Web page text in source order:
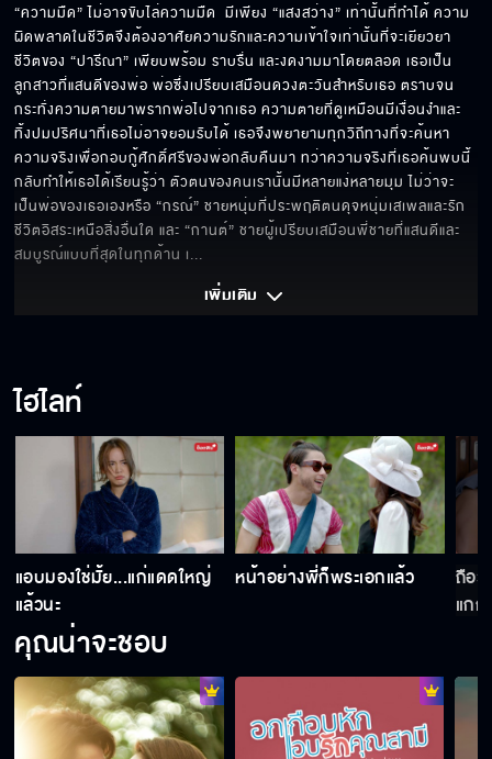
“ความมืด” ไม่อาจขับไล่ความมืด  มีเพียง “แสงสว่าง” เท่านั้นที่ทำได้ ความ
ผิดพลาดในชีวิตจึงต้องอาศัยความรักและความเข้าใจเท่านั้นที่จะเยียวยา
ชีวิตของ “ปารีณา” เพียบพร้อม ราบรื่น และงดงามมาโดยตลอด เธอเป็น
ลูกสาวที่แสนดีของพ่อ พ่อซึ่งเปรียบเสมือนดวงตะวันสำหรับเธอ ตราบจน
กระทั่งความตายมาพรากพ่อไปจากเธอ ความตายที่ดูเหมือนมีเงื่อนงำและ
ทิ้งปมปริศนาที่เธอไม่อาจยอมรับได้ เธอจึงพยายามทุกวิถีทางที่จะค้นหา
ความจริงเพื่อกอบกู้ศักดิ์ศรีของพ่อกลับคืนมา ทว่าความจริงที่เธอค้นพบนี้
กลับทำให้เธอได้เรียนรู้ว่า ตัวตนของคนเรานั้นมีหลายแง่หลายมุม ไม่ว่าจะ
เป็นพ่อของเธอเองหรือ “กรณ์” ชายหนุ่มที่ประพฤติตนดุจหนุ่มเสเพลและรัก
ชีวิตอิสระเหนือสิ่งอื่นใด และ “กานต์” ชายผู้เปรียบเสมือนพี่ชายที่แสนดีและ
สมบูรณ์แบบที่สุดในทุกด้าน เ...
เพิ่มเติม
ไฮไลท์
แอบมองใช่มั้ย...แก่แดดใหญ่
แล้วนะ
หน้าอย่างพี่ก็พระเอกแล้ว
ถือว่
แกก็
คุณน่าจะชอบ